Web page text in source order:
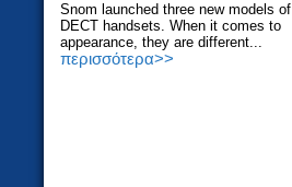
Snom launched three new models of
DECT handsets. When it comes to
appearance, they are different...
περισσότερα>>